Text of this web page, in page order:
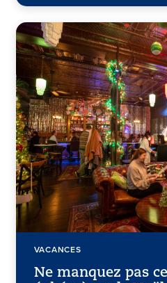
VACANCES
Ne manquez pas